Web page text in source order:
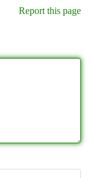
Report this page